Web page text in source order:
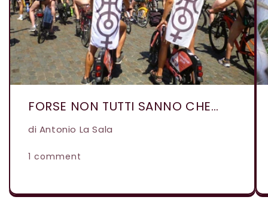
FORSE NON TUTTI SANNO CHE…
di Antonio La Sala
1 comment